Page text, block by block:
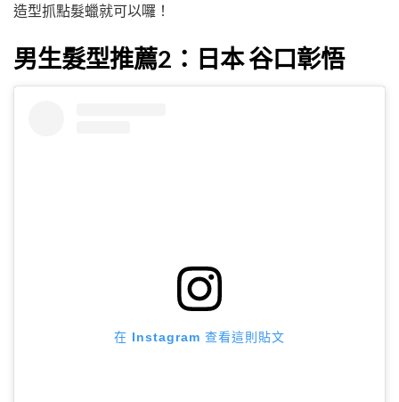
造型抓點髮蠟就可以囉！
男生髮型推薦2：日本 谷口彰悟
在 Instagram 查看這則貼文